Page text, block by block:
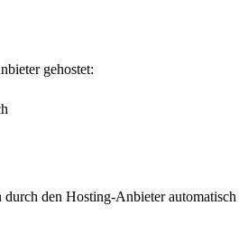
gehostet:
den Hosting-Anbieter